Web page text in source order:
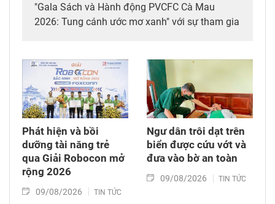
"Gala Sách và Hành động PVCFC Cà Mau
2026: Tung cánh ước mơ xanh" với sự tham gia
Phát hiện và bồi
dưỡng tài năng trẻ
qua Giải Robocon mở
rộng 2026
09/08/2026 TIN TỨC
Ngư dân trôi dạt trên
biển được cứu vớt và
đưa vào bờ an toàn
09/08/2026 TIN TỨC